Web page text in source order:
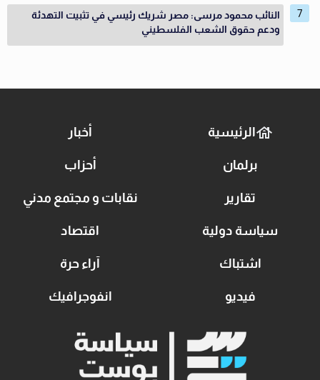
النائب محمود مرسى: مصر شريك رئيسي في تثبيت التهدئة
ودعم حقوق الشعب الفلسطيني
الرئيسية أخبار
برلمان أحزاب
تقارير نقابات و مجتمع مدني
سياسة دولية اقتصاد
اشتباك آراء حرة
فيديو انفوجرافيك